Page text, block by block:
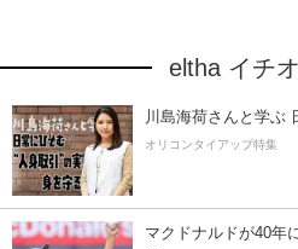
eltha イチ
川島海荷さんと学ぶ
オリコンタイアップ特集
マクドナルドが40年